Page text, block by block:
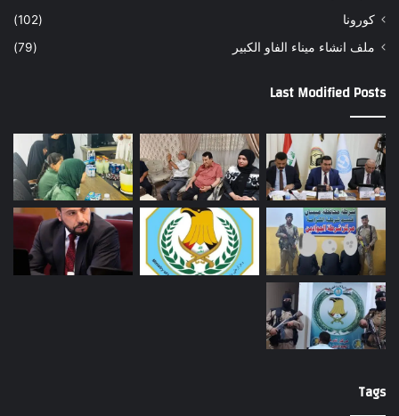
كورونا
(102)
ملف انشاء ميناء الفاو الكبير
(79)
Last Modified Posts
Tags